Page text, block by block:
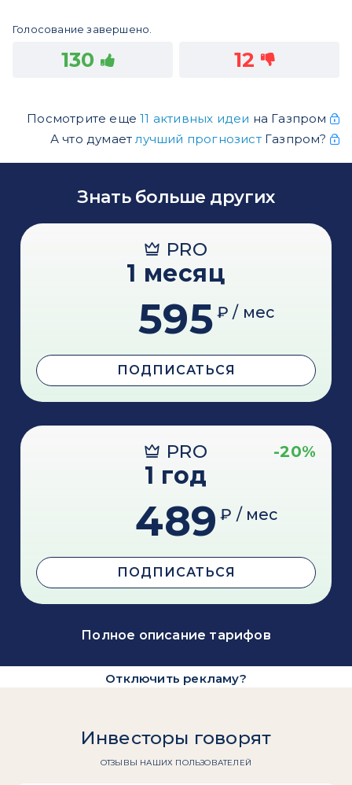
Голосование завершено.
130 12
Посмотрите еще11 активных идеи на Газпром
А что думаетлучший прогнозистГазпром?
Знать больше других
PRO
1 месяц
595 ₽ / мес
ПОДПИСАТЬСЯ
PRO -20%
1 год
489 ₽ / мес
ПОДПИСАТЬСЯ
Полное описание тарифов
Отключить рекламу?
Инвесторы говорят
ОТЗЫВЫ НАШИХ ПОЛЬЗОВАТЕЛЕЙ